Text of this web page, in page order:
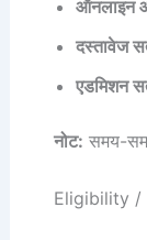
ऑनलाइन
दस्तावेज
एडमिशन
नोट: समय-
Eligibility /